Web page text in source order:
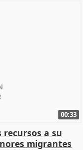
00:33
a su
migrantes